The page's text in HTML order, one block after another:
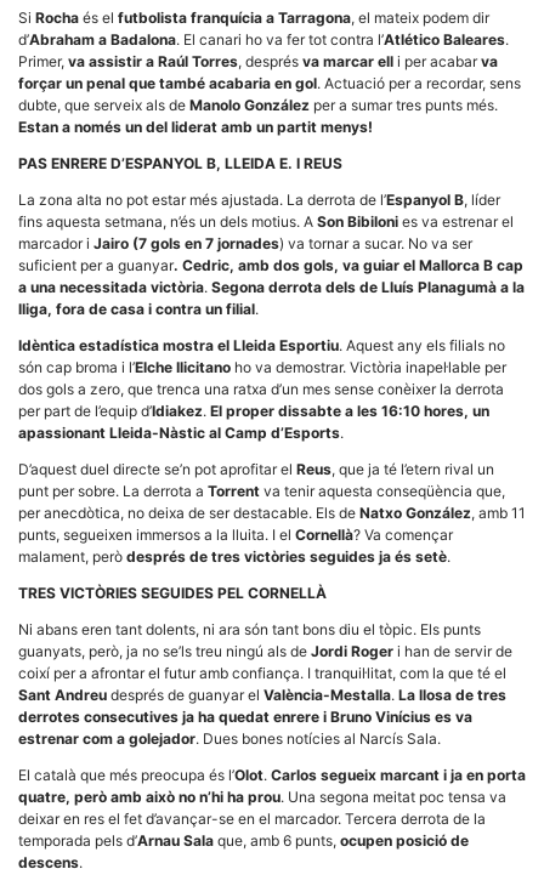
Si Rocha és el futbolista franquícia a Tarragona, el mateix podem dir
d’Abraham a Badalona. El canari ho va fer tot contra l’Atlético Baleares.
Primer, va assistir a Raúl Torres, després va marcar ell i per acabarva
forçar un penal que també acabaria en gol. Actuació per a recordar, sens
dubte, que serveix als de Manolo González per a sumar tres punts més.
Estan a només un del liderat amb un partit menys!
PAS ENRERE D’ESPANYOL B, LLEIDA E. I REUS
La zona alta no pot estar més ajustada. La derrota de l’Espanyol B, líder
fins aquesta setmana, n’és un dels motius. A Son Bibiloni es va estrenar el
marcador i Jairo (7 gols en 7 jornades) va tornar a sucar. No va ser
suficient per a guanyar. Cedric, amb dos gols, va guiar el Mallorca B cap
a una necessitada victòria. Segona derrota dels de Lluís Planagumà a la
lliga, fora de casa i contra un filial.
Idèntica estadística mostra el Lleida Esportiu. Aquest any els filials no
són cap broma i l’Elche Ilicitano ho va demostrar. Victòria inapel·lable per
dos gols a zero, que trenca una ratxa d’un mes sense conèixer la derrota
per part de l’equip d’Idiakez. El proper dissabte a les 16:10 hores, un
apassionant Lleida-Nàstic al Camp d’Esports.
D’aquest duel directe se’n pot aprofitar el Reus, que ja té l’etern rival un
punt per sobre. La derrota a Torrent va tenir aquesta conseqüència que,
per anecdòtica, no deixa de ser destacable. Els de Natxo González, amb 11
punts, segueixen immersos a la lluita. I el Cornellà? Va començar
malament, però després de tres victòries seguides ja és setè.
TRES VICTÒRIES SEGUIDES PEL CORNELLÀ
Ni abans eren tant dolents, ni ara són tant bons diu el tòpic. Els punts
guanyats, però, ja no se’ls treu ningú als de Jordi Roger i han de servir de
coixí per a afrontar el futur amb confiança. I tranquil·litat, com la que té el
Sant Andreu després de guanyar el València-Mestalla. La llosa de tres
derrotes consecutives ja ha quedat enrere i Bruno Vinícius es va
estrenar com a golejador. Dues bones notícies al Narcís Sala.
El català que més preocupa és l’Olot. Carlos segueix marcant i ja en porta
quatre, però amb això no n’hi ha prou. Una segona meitat poc tensa va
deixar en res el fet d’avançar-se en el marcador. Tercera derrota de la
temporada pels d’Arnau Sala que, amb 6 punts, ocupen posició de
descens.
Recopilem
dades
estadístiques
de manera
anònima d'ús
del lloc web
per a millorar
i la seva
Experiència
d'usuari
Alguns
nostre lloc web
emmagatzemen
dades en el seu
dispositiu que
permeten que el
lloc funcioni tan
possible. Si
rebutja
aquestes
cookies
algunes
funcionalitats
desapareixeran
del lloc web.
Màrqueting
En compartir
els teus
interessos i
mentre
navegues pel
nostre lloc
web
incrementes